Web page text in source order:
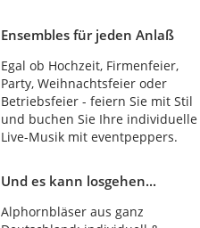
Ensembles für jeden Anlaß
Egal ob Hochzeit, Firmenfeier,
Party, Weihnachtsfeier oder
Betriebsfeier - feiern Sie mit Stil
und buchen Sie Ihre individuelle
Live-Musik mit eventpeppers.
Und es kann losgehen...
Alphornbläser aus ganz